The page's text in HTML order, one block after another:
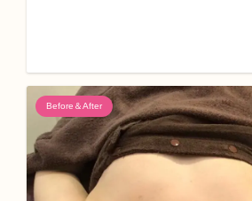
Before＆After